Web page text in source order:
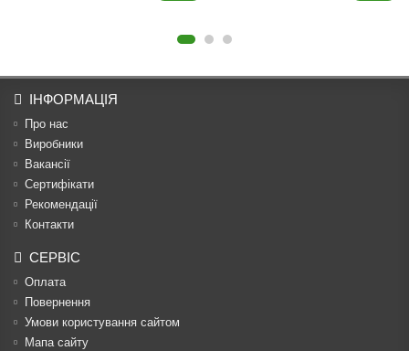
ІНФОРМАЦІЯ
Про нас
Виробники
Вакансії
Сертифікати
Рекомендації
Контакти
СЕРВІС
Оплата
Повернення
Умови користування сайтом
Мапа сайту